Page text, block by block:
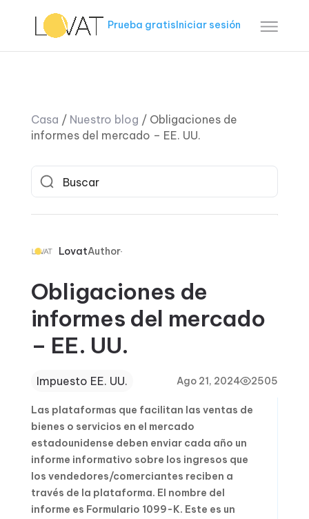
Prueba gratisIniciar sesión
Casa / Nuestro blog / Obligaciones de
informes del mercado – EE. UU.
LovatAuthor
Obligaciones de
informes del mercado
– EE. UU.
Impuesto EE. UU. Ago 21, 2024 2505
Las plataformas que facilitan las ventas de
bienes o servicios en el mercado
estadounidense deben enviar cada año un
informe informativo sobre los ingresos que
los vendedores/comerciantes reciben a
través de la plataforma. El nombre del
informe es Formulario 1099-K. Este es un